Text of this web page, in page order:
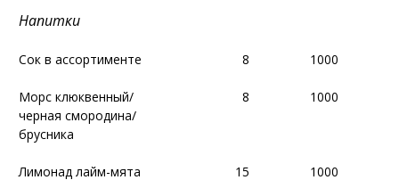
Напитки
Сок в ассортименте 8 1000
Морс клюквенный/
черная смородина/
брусника
8 1000
Лимонад лайм-мята 15 1000
Напитки
Сок в ассортименте 8 1000
Морс клюквенный/
черная смородина/
брусника
8 1000
Лимонад лайм-мята 15 1000